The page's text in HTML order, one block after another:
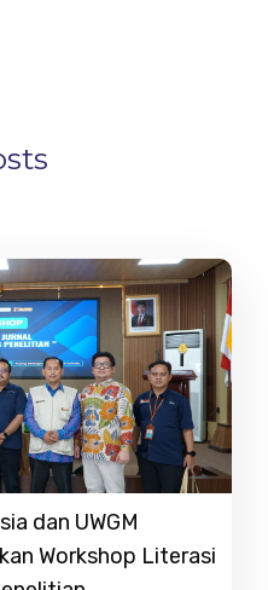
dan UWGM
Workshop Literasi